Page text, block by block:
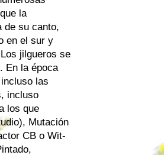
la
de su canto,
en el sur y
jilgueros se
En la época
las
incluso
los que
Mutación
CB o Wit-